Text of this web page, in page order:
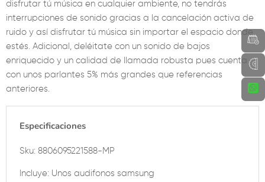
disfrutar tú música en cualquier ambiente, no tendrás
interrupciones de sonido gracias a la cancelación activa de
ruido y así disfrutar tú música sin importar el espacio donde
estés. Adicional, deléitate con un sonido de bajos
enriquecido y un calidad de llamada robusta pues cuenta
con unos parlantes 5% más grandes que referencias
anteriores.
Especificaciones
Sku: 8806095221588-MP
Incluye: Unos audifonos samsung